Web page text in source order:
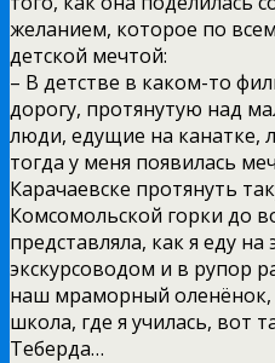
желанием, которое по
детской мечтой:
– В детстве в каком-то
дорогу, протянутую над
люди, едущие на канатке,
тогда у меня появилась
Карачаевске протянуть
Комсомольской горки до
представляла, как я еду на
экскурсоводом и в рупор
наш мраморный оленёнок,
школа, где я училась, вот
Теберда…